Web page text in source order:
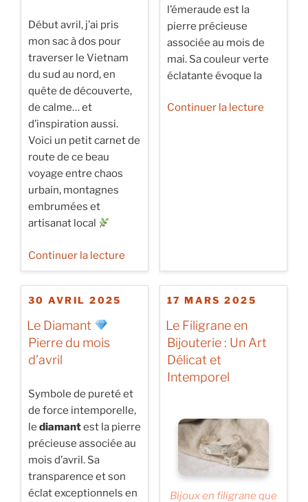
Début avril, j’ai pris
mon sac à dos pour
traverser le Vietnam
du sud au nord, en
quête de découverte,
de calme… et
d’inspiration aussi.
Voici un petit carnet de
route de ce beau
voyage entre chaos
urbain, montagnes
embrumées et
artisanat local
Continuer la lecture
« ⋯
Carnet
l’émeraude est la
pierre précieuse
associée au mois de
mai. Sa couleur verte
éclatante évoque la
Continuer la lecturede
PUBLIÉ
30 AVRIL 2025
Le Diamant
Pierre du mois
d’avril
Symbole de pureté et
de force intemporelle,
le diamantest la pierre
précieuse associée au
mois d’avril. Sa
transparence et son
éclat exceptionnels en
PUBLIÉ
17 MARS 2025
Le Filigrane en
Bijouterie : Un Art
Délicat et
Intemporel
Bijoux en filigrane que